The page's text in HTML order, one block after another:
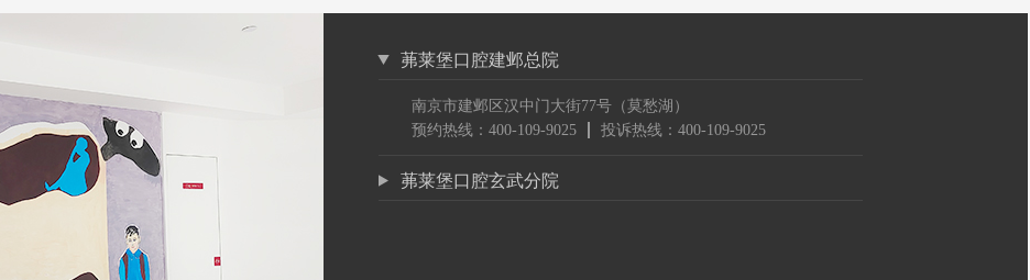
茀莱堡口腔建邺总院
南京市建邺区汉中门大街77号（莫愁湖）
预约热线：400-109-9025
投诉热线：400-109-9025
茀莱堡口腔玄武分院